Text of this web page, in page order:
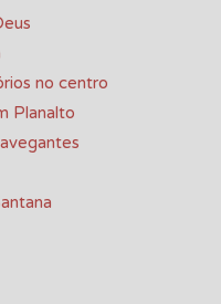
no centro
Planalto